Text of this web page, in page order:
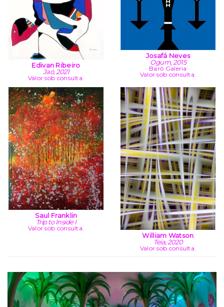
Edivan Ribeiro
Jaó, 2021
Valor sob consulta.
Josafá Neves
Ogum, 2015
Baró Galeria
Valor sob consulta.
Saul Franklin
Trip to Inside I
Valor sob consulta.
William Watson
Teia, 2020
Valor sob consulta.